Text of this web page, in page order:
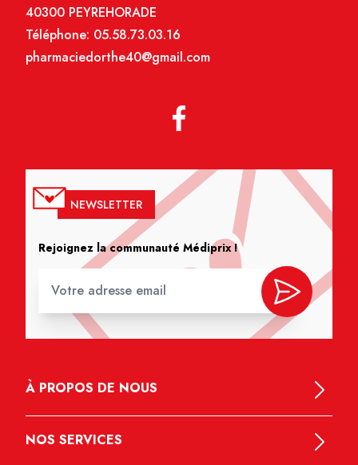
40300 PEYREHORADE
Téléphone: 05.58.73.03.16
pharmaciedorthe40@gmail.com
NEWSLETTER
Rejoignez la communauté Médiprix !
À PROPOS DE NOUS
NOS SERVICES